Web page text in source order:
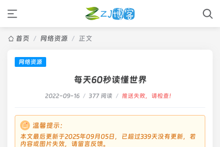
首页 / 网络资源 / 正文
网络资源
每天60秒读懂世界
2022-09-16 / 377 阅读 / 推送失败，请检查！
温馨提示：
本文最后更新于2025年09月05日，已超过339天没有更新，若
内容或图片失效，请留言反馈。